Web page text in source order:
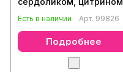
Есть в наличии Арт. 99826
Подробнее